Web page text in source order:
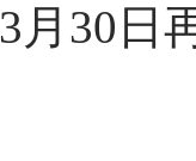
月30日